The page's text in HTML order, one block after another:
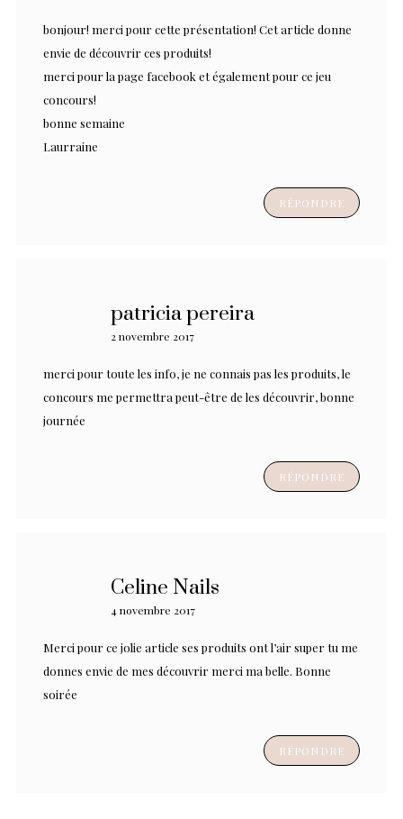
bonjour! merci pour cette présentation! Cet article donne
envie de découvrir ces produits!
merci pour la page facebook et également pour ce jeu
concours!
bonne semaine
Laurraine
RÉPONDRE
patricia pereira
2 novembre 2017
merci pour toute les info, je ne connais pas les produits, le
concours me permettra peut-être de les découvrir, bonne
journée
RÉPONDRE
Celine Nails
4 novembre 2017
Merci pour ce jolie article ses produits ont l’air super tu me
donnes envie de mes découvrir merci ma belle. Bonne
soirée
RÉPONDRE